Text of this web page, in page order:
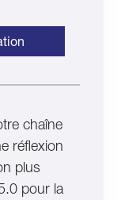
chaîne
réflexion
plus
pour la